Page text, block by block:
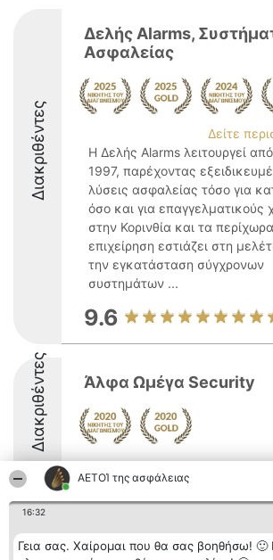
ΑΕΤΟΊ της ασφάλειας
16:32
Γεια σας. Χαίρομαι που θα σας βοηθήσω! 🙂
Διακριθέντες
Δελής Alarms,
Ασφαλείας
Δείτε
Η Δελής Alarms λειτουργεί
1997, παρέχοντας
λύσεις ασφαλείας τόσο για
όσο και για επαγγελματικούς
στην Κορινθία και τα
επιχείρηση εστιάζει στη
την εγκατάσταση σύγχρονων
συστημάτων ...
9.6
Διακριθέντες Άλφα Ωμέγα Security
Διοργανωτής της
κατάταξης
Κατάταξη
Διακριθέντες